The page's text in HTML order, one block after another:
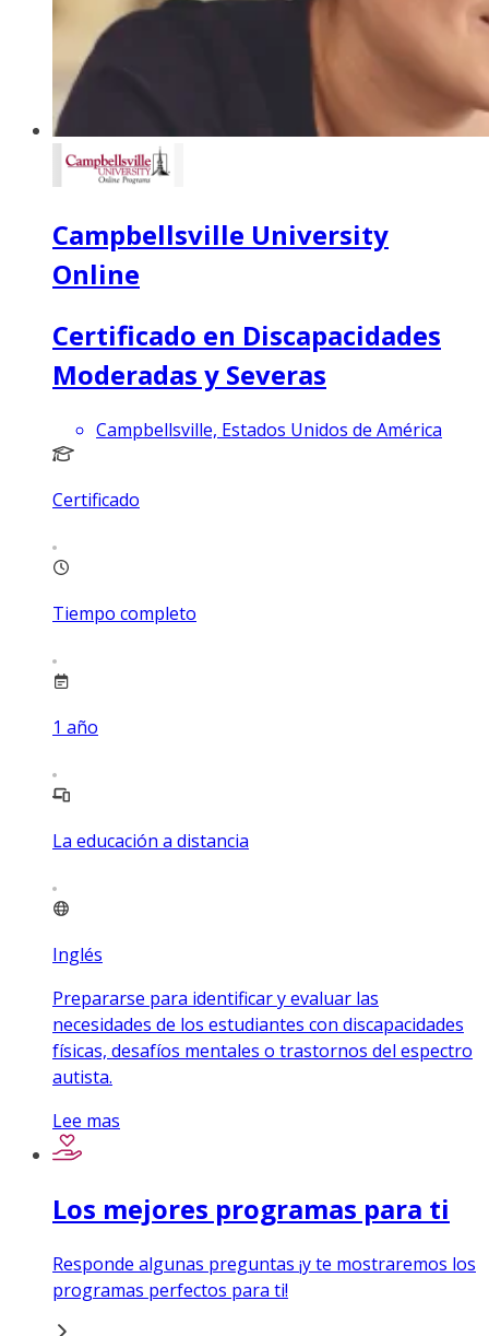
Campbellsville University
Online
Certificado en Discapacidades
Moderadas y Severas
Campbellsville, Estados Unidos de América
Certificado
Tiempo completo
1 año
La educación a distancia
Inglés
Prepararse para identificar y evaluar las
necesidades de los estudiantes con discapacidades
físicas, desafíos mentales o trastornos del espectro
autista.
Lee mas
Los mejores programas para ti
Responde algunas preguntas ¡y te mostraremos los
programas perfectos para ti!